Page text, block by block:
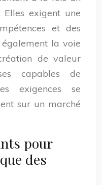
exigent une
et des
la voie
de valeur
capables de
exigences se
sur un marché
pour
des